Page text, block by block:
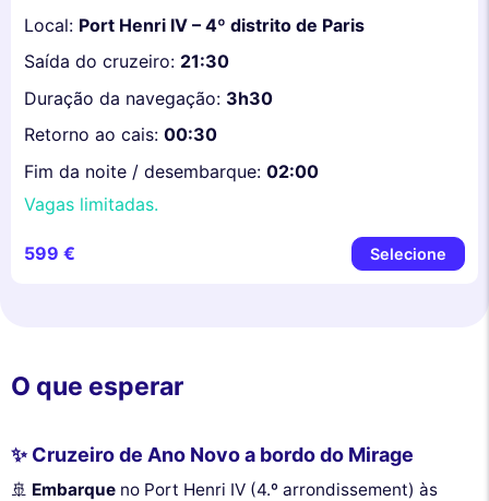
Local: Port Henri IV – 4º distrito de Paris
Saída do cruzeiro: 21:30
Duração da navegação: 3h30
Retorno ao cais: 00:30
Fim da noite / desembarque: 02:00
Vagas limitadas.
599 € Selecione
O que esperar
✨ Cruzeiro de Ano Novo a bordo do Mirage
🚢 Embarque no Port Henri IV (4.º arrondissement) às